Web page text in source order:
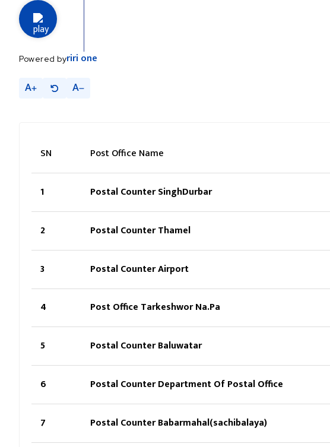
Powered byriri one
A A
SN Post Office Name
1 Postal Counter SinghDurbar
2 Postal Counter Thamel
3 Postal Counter Airport
4 Post Office Tarkeshwor Na.Pa
5 Postal Counter Baluwatar
6 Postal Counter Department Of Postal Office
7 Postal Counter Babarmahal(sachibalaya)